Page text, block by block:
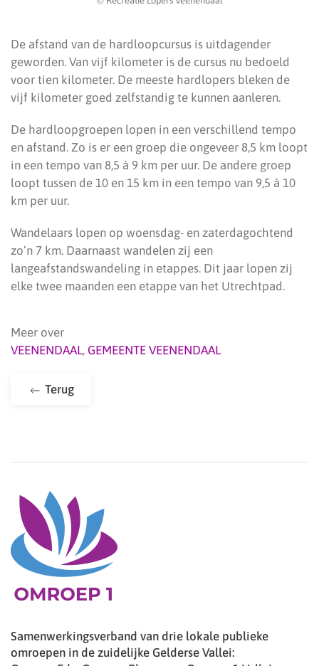
De afstand van de hardloopcursus is uitdagender
geworden. Van vijf kilometer is de cursus nu bedoeld
voor tien kilometer. De meeste hardlopers bleken de
vijf kilometer goed zelfstandig te kunnen aanleren.
De hardloopgroepen lopen in een verschillend tempo
en afstand. Zo is er een groep die ongeveer 8,5 km loopt
in een tempo van 8,5 à 9 km per uur. De andere groep
loopt tussen de 10 en 15 km in een tempo van 9,5 à 10
km per uur.
Wandelaars lopen op woensdag- en zaterdagochtend
zo’n 7 km. Daarnaast wandelen zij een
langeafstandswandeling in etappes. Dit jaar lopen zij
elke twee maanden een etappe van het Utrechtpad.
Meer over
VEENENDAAL, GEMEENTE VEENENDAAL
Terug
Samenwerkingsverband van drie lokale publieke
omroepen in de zuidelijke Gelderse Vallei: